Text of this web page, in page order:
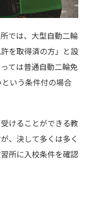
では、大型自動二輪
を取得済の方」と設
ては普通自動二輪免
いう条件付の場合
けることができる教
、決して多くは多く
所に入校条件を確認